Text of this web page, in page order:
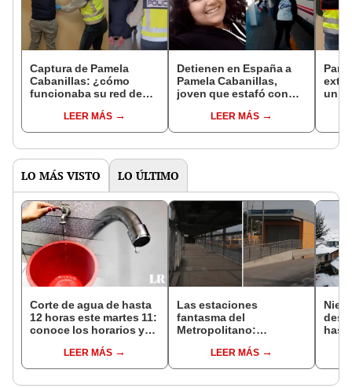
Captura de Pamela
Cabanillas: ¿cómo
funcionaba su red de
millón de soles?
LEER MÁS
Detienen en España a
Pamela Cabanillas,
joven que estafó con
concierto de Daddy
Yankee
LEER MÁS
un
LO MÁS VISTO LO ÚLTIMO
Corte de agua de hasta
12 horas este martes 11:
conoce los horarios y
Miraflores, SJL, Los
Olivos y más
LEER MÁS
Las estaciones
fantasma del
Metropolitano:
inconclusa por falta de
buses y una adenda
LEER MÁS
la